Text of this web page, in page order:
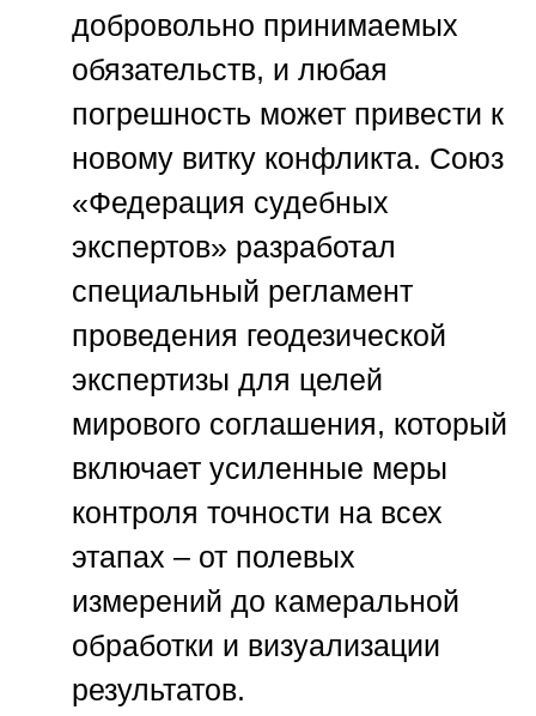
добровольно принимаемых
обязательств, и любая
погрешность может привести к
новому витку конфликта. Союз
«Федерация судебных
экспертов» разработал
специальный регламент
проведения геодезической
экспертизы для целей
мирового соглашения, который
включает усиленные меры
контроля точности на всех
этапах – от полевых
измерений до камеральной
обработки и визуализации
результатов.